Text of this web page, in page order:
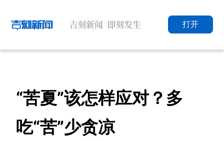
打开
“苦夏”该怎样应对？多
吃“苦”少贪凉